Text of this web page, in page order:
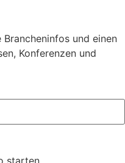
und einen
Konferenzen und
starten